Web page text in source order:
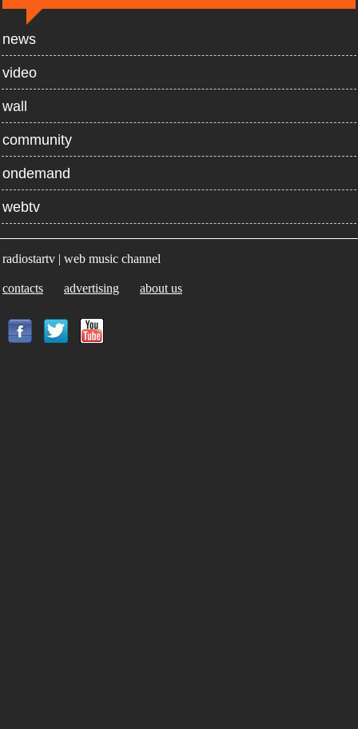
news
video
wall
community
ondemand
webtv
radiostartv | web music channel
contacts advertising about us